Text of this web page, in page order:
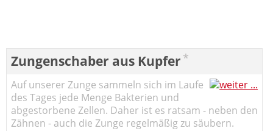
Zungenschaber aus Kupfer *
Auf unserer Zunge sammeln sich im Laufe
des Tages jede Menge Bakterien und
abgestorbene Zellen. Daher ist es ratsam - neben den
Zähnen - auch die Zunge regelmäßig zu säubern.